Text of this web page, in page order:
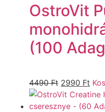
OstroVit
(100
4490Ft 2990 Ft